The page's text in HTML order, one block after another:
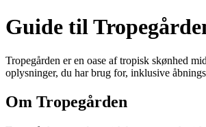
Guide til
Tropegården er en oase af tropisk skønhed
oplysninger, du har brug for, inklusive
Om Tropegården